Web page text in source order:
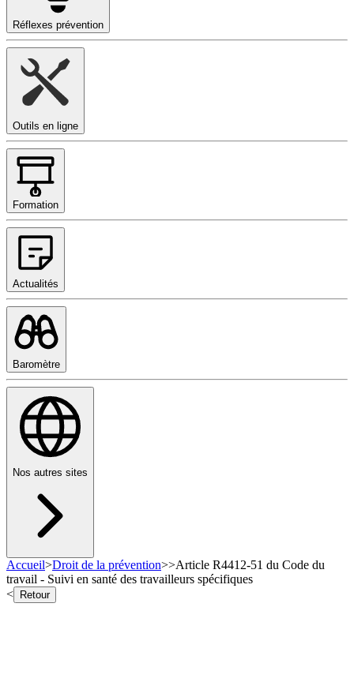
Réflexes prévention
Outils en ligne
Formation
Actualités
Baromètre
Nos autres sites
Accueil>Droit de la prévention>>Article R4412-51 du Code du
travail - Suivi en santé des travailleurs spécifiques
<
Retour